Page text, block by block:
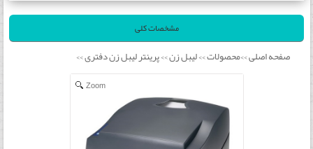
مشخصات کلی
صفحه اصلی>>محصولات>>لیبل زن>>پرینتر لیبل زن دفتری>>
Zoom